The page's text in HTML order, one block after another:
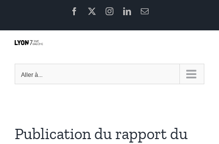
contenu
Facebook InstagramLinkedInEmail
Aller à...
Publication du rapport du